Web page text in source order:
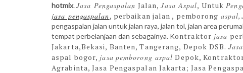
hotmix.Jasa Pengaspalan Jalan,Jasa Aspal, Untuk
jasa pengaspalan, perbaikan jalan , pemborong aspal,
pengaspalan jalan untuk jalan raya, jalan tol, jalan area
tempat perbelanjaan dan sebagainya. Kontraktor jasa
Jakarta,Bekasi, Banten, Tangerang, Depok DSB.
aspal bogor, jasa pemborong aspal Depok,
Agrabinta,Jasa Pengaspalan Jakarta; Jasa